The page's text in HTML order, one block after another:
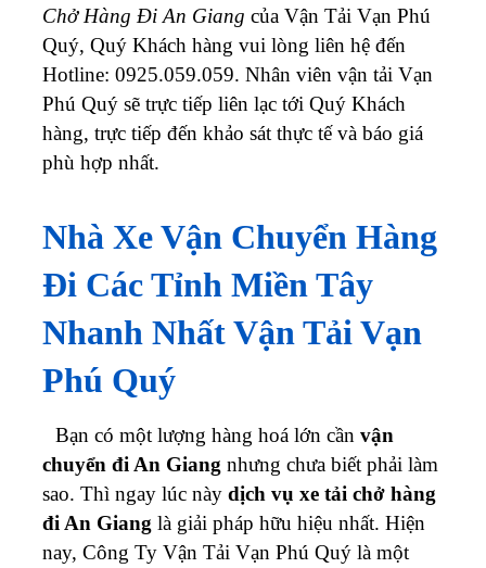
Chở Hàng Đi An Giang của Vận Tải Vạn Phú
Quý, Quý Khách hàng vui lòng liên hệ đến
Hotline: 0925.059.059. Nhân viên vận tải Vạn
Phú Quý sẽ trực tiếp liên lạc tới Quý Khách
hàng, trực tiếp đến khảo sát thực tế và báo giá
phù hợp nhất.
Nhà Xe Vận Chuyển Hàng
Đi Các Tỉnh Miền Tây
Nhanh Nhất Vận Tải Vạn
Phú Quý
Bạn có một lượng hàng hoá lớn cần vận
chuyển đi An Giang nhưng chưa biết phải làm
sao. Thì ngay lúc này dịch vụ xe tải chở hàng
đi An Giang là giải pháp hữu hiệu nhất. Hiện
nay, Công Ty Vận Tải Vạn Phú Quý là một